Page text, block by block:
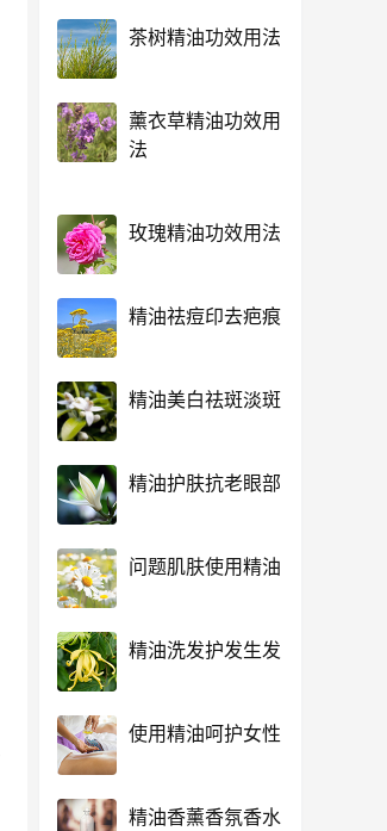
茶树精油功效用法
薰衣草精油功效用
法
玫瑰精油功效用法
精油祛痘印去疤痕
精油美白祛斑淡斑
精油护肤抗老眼部
问题肌肤使用精油
精油洗发护发生发
使用精油呵护女性
精油香薰香氛香水